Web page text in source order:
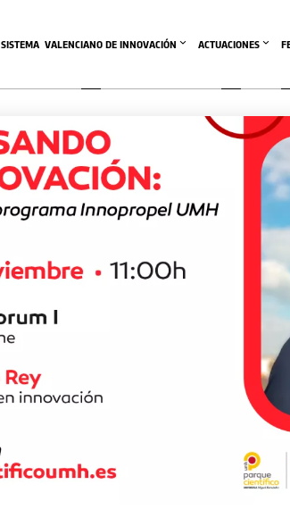
SISTEMA  VALENCIANO DE INNOVACIÓN ACTUACIONES